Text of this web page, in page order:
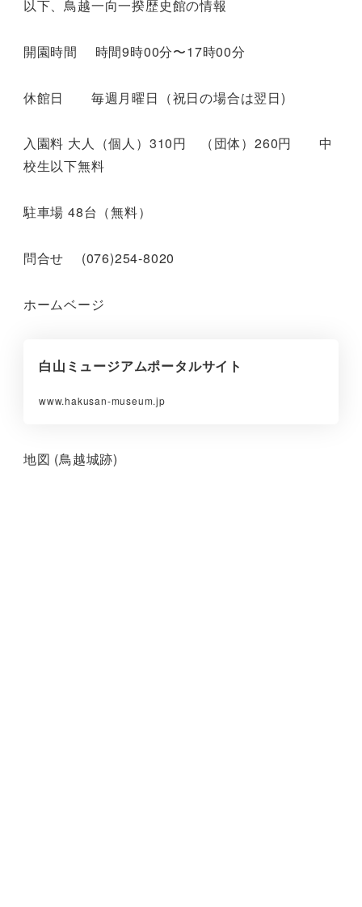
以下、鳥越一向一揆歴史館の情報
開園時間 時間9時00分〜17時00分
休館日 毎週月曜日（祝日の場合は翌日)
入園料 大人（個人）310円 （団体）260円 中
校生以下無料
駐車場 48台（無料）
問合せ (076)254-8020
ホームベージ
白山ミュージアムポータルサイト
www.hakusan-museum.jp
地図 (鳥越城跡)